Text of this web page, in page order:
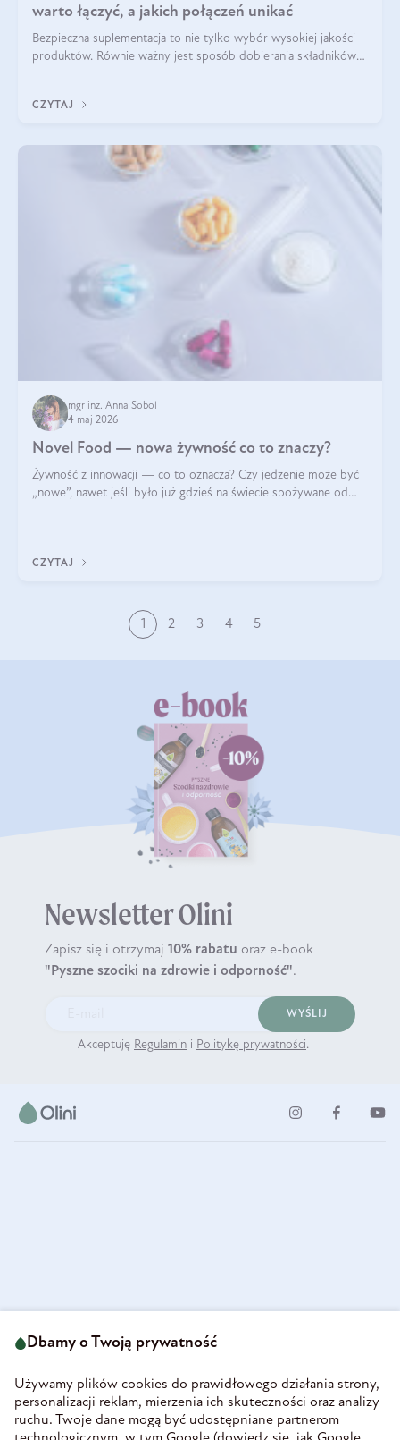
warto łączyć, a jakich połączeń unikać
Bezpieczna suplementacja to nie tylko wybór wysokiej jakości
produktów. Równie ważny jest sposób dobierania składników
CZYTAJ
mgr inż. Anna Sobol
4 maj 2026
Novel Food — nowa żywność co to znaczy?
Żywność z innowacji — co to oznacza? Czy jedzenie może być
„nowe”, nawet jeśli było już gdzieś na świecie spożywane od
CZYTAJ
1 2 3 4 5
Newsletter Olini
Zapisz się i otrzymaj 10% rabatu oraz e-book
"Pyszne szociki na zdrowie i odporność".
WYŚLIJ
Akceptuję Regulamin i Politykę prywatności.
58-160 Świebodzice
REGON 890213034
INFORMACJE
Dbamy o Twoją prywatność
Używamy plików cookies do prawidłowego działania strony,
personalizacji reklam, mierzenia ich skuteczności oraz analizy
ruchu. Twoje dane mogą być udostępniane partnerom